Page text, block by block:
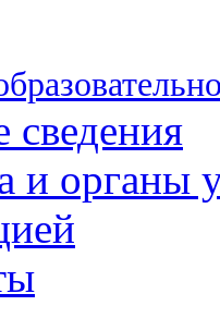
и органы